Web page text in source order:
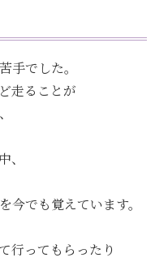
手でした。
走ることが
今でも覚えています。
行ってもらったり